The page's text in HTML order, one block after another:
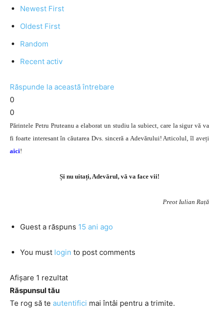
Newest First
Oldest First
Random
Recent activ
Răspunde la această întrebare
0
0
Părintele Petru Pruteanu a elaborat un studiu la subiect, care la sigur vă va
fi foarte interesant în căutarea Dvs. sinceră a Adevărului! Articolul, îl aveți
aici!
Și nu uitați, Adevărul, vă va face vii!
Preot Iulian Rață
Guest a răspuns 15 ani ago
You must login to post comments
Afișare 1 rezultat
Răspunsul tău
Te rog să te autentifici mai întâi pentru a trimite.